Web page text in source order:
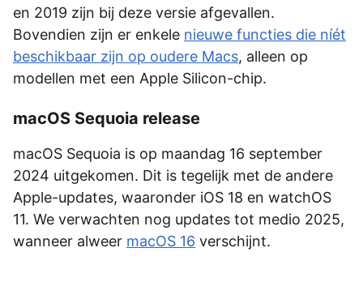
en 2019 zijn bij deze versie afgevallen.
Bovendien zijn er enkele nieuwe functies die níét
beschikbaar zijn op oudere Macs, alleen op
modellen met een Apple Silicon-chip.
macOS Sequoia release
macOS Sequoia is op maandag 16 september
2024 uitgekomen. Dit is tegelijk met de andere
Apple-updates, waaronder iOS 18 en watchOS
11. We verwachten nog updates tot medio 2025,
wanneer alweer macOS 16 verschijnt.